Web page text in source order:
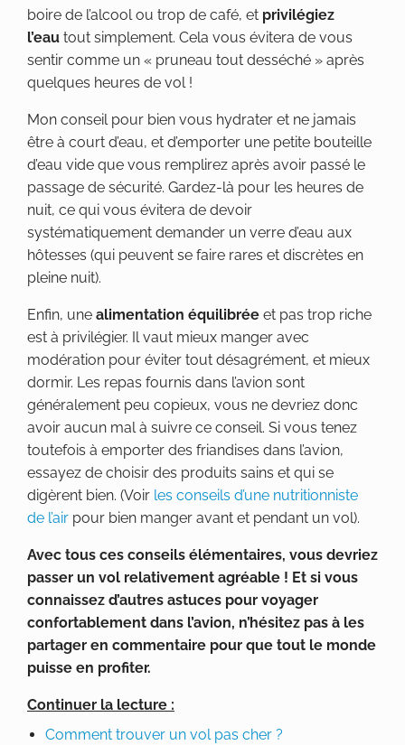
boire de l’alcool ou trop de café, et privilégiez
l’eau tout simplement. Cela vous évitera de vous
sentir comme un « pruneau tout desséché » après
quelques heures de vol !
Mon conseil pour bien vous hydrater et ne jamais
être à court d’eau, et d’emporter une petite bouteille
d’eau vide que vous remplirez après avoir passé le
passage de sécurité. Gardez-là pour les heures de
nuit, ce qui vous évitera de devoir
systématiquement demander un verre d’eau aux
hôtesses (qui peuvent se faire rares et discrètes en
pleine nuit).
Enfin, une alimentation équilibrée et pas trop riche
est à privilégier. Il vaut mieux manger avec
modération pour éviter tout désagrément, et mieux
dormir. Les repas fournis dans l’avion sont
généralement peu copieux, vous ne devriez donc
avoir aucun mal à suivre ce conseil. Si vous tenez
toutefois à emporter des friandises dans l’avion,
essayez de choisir des produits sains et qui se
digèrent bien. (Voir les conseils d’une nutritionniste
de l’air pour bien manger avant et pendant un vol).
Avec tous ces conseils élémentaires, vous devriez
passer un vol relativement agréable ! Et si vous
connaissez d’autres astuces pour voyager
confortablement dans l’avion, n’hésitez pas à les
partager en commentaire pour que tout le monde
puisse en profiter.
Continuer la lecture :
Comment trouver un vol pas cher ?